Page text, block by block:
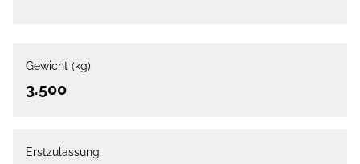
Gewicht (kg)
3.500
Erstzulassung